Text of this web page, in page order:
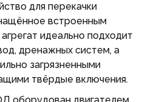
для перекачки
встроенным
идеально подходит
дренажных систем, а
загрязненными
твёрдые включения.